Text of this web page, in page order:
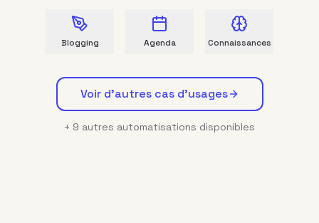
Blogging Agenda Connaissances
Voir d'autres cas d'usages
+ 9 autres automatisations disponibles